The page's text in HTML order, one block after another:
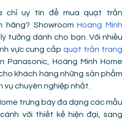
chỉ uy tín để mua quạt trần
hãng? ShowroomHoàng Minh
tưởng dành cho bạn. Với nhiều
vực cung cấpquạt trần trang
Panasonic, Hoàng Minh Home
khách hàng những sản phẩm
chuyên nghiệp nhất.
trưng bày đa dạng các mẫu
với thiết kế hiện đại, sang